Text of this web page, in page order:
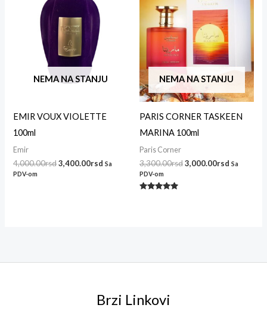
NEMA NA STANJU
EMIR VOUX VIOLETTE
100ml
Emir
4,000.00rsd3,400.00rsd Sa
PDV-om
NEMA NA STANJU
PARIS CORNER TASKEEN
MARINA 100ml
Paris Corner
3,300.00rsd3,000.00rsd Sa
PDV-om
Brzi Linkovi